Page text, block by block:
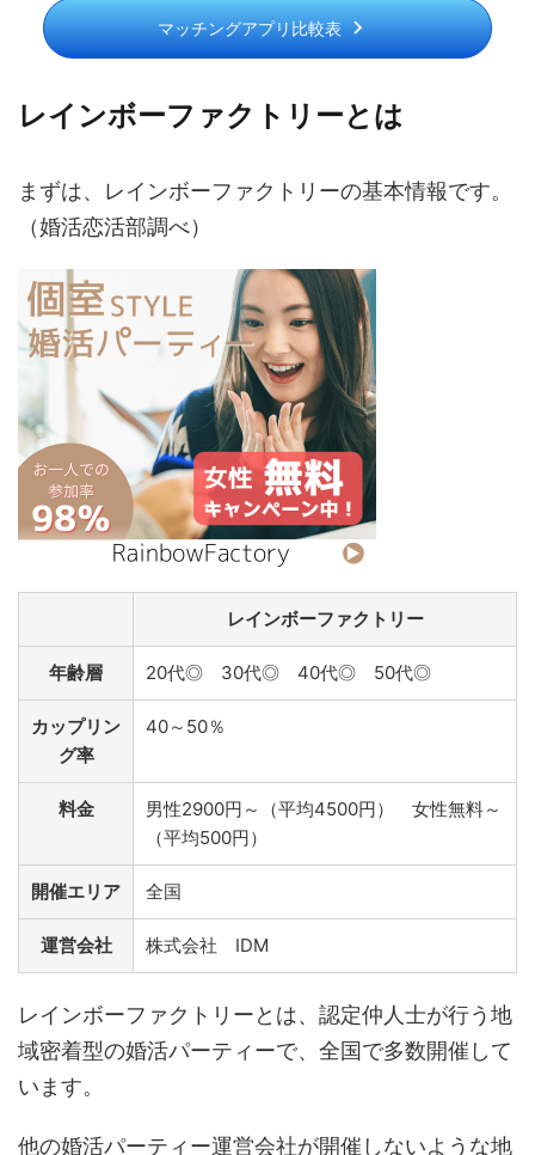
マッチングアプリ比較表
レインボーファクトリーとは
まずは、レインボーファクトリーの基本情報です。
（婚活恋活部調べ）
レインボーファクトリー
年齢層 20代◎ 30代◎ 40代◎ 50代◎
カップリン
グ率
40～50％
料金
男性2900円～（平均4500円） 女性無料～
（平均500円）
開催エリア 全国
運営会社 株式会社 IDM
レインボーファクトリーとは、認定仲人士が行う地
域密着型の婚活パーティーで、全国で多数開催して
います。
他の婚活パーティー運営会社が開催しないような地